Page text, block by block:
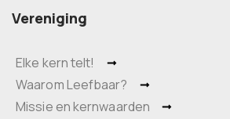
Vereniging
Elke kern telt!
Waarom Leefbaar?
Missie en kernwaarden